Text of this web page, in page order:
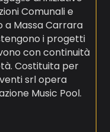
Comunali e
a Massa Carrara
i progetti
con continuità
Costituita per
srl opera
Music Pool.